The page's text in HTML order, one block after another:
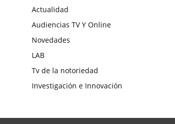
Actualidad
Audiencias TV Y Online
Novedades
LAB
Tv de la notoriedad
Investigación e Innovación